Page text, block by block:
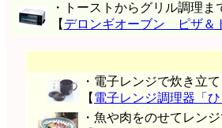
・トーストからグリル調理ま
【 デロンギオーブン ピザ＆
・電子レンジで炊き立
【 電子レンジ調理器「ひ
・魚や肉をのせてレン